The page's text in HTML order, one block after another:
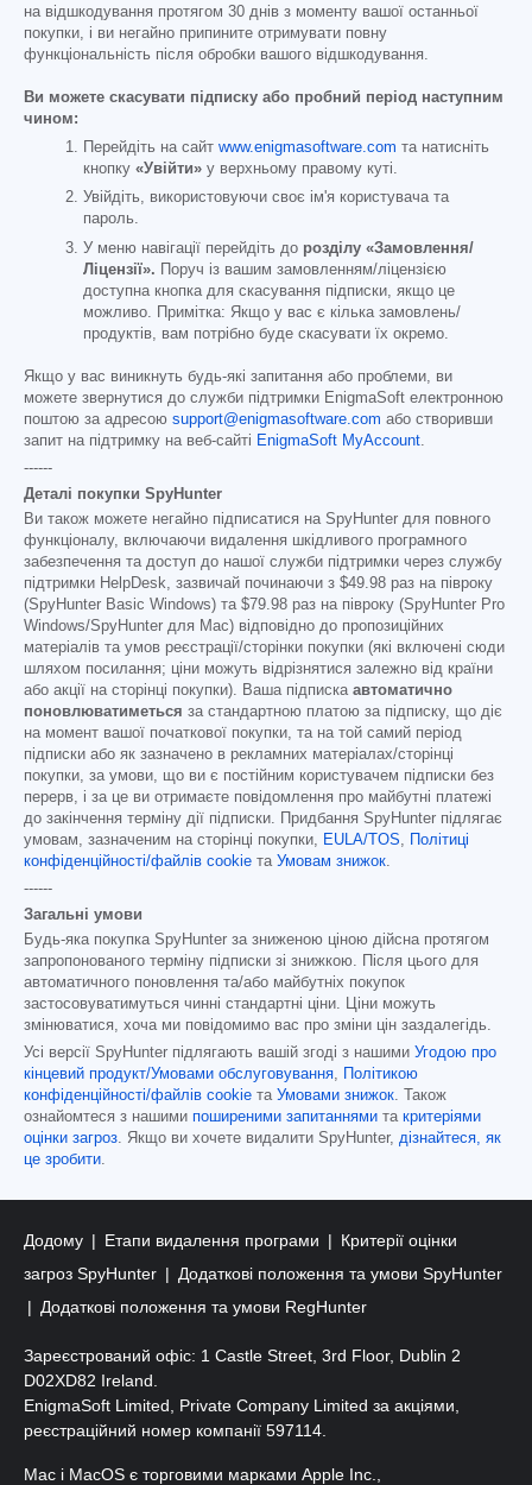
на відшкодування протягом 30 днів з моменту вашої останньої
покупки, і ви негайно припините отримувати повну
функціональність після обробки вашого відшкодування.
Ви можете скасувати підписку або пробний період наступним
чином:
Перейдіть на сайт www.enigmasoftware.com та натисніть
кнопку «Увійти» у верхньому правому куті.
Увійдіть, використовуючи своє ім'я користувача та
пароль.
У меню навігації перейдіть до розділу «Замовлення/
Ліцензії». Поруч із вашим замовленням/ліцензією
доступна кнопка для скасування підписки, якщо це
можливо. Примітка: Якщо у вас є кілька замовлень/
продуктів, вам потрібно буде скасувати їх окремо.
Якщо у вас виникнуть будь-які запитання або проблеми, ви
можете звернутися до служби підтримки EnigmaSoft електронною
поштою за адресою support@enigmasoftware.com або створивши
запит на підтримку на веб-сайті EnigmaSoft MyAccount
------
Деталі покупки SpyHunter
Ви також можете негайно підписатися на SpyHunter для повного
функціоналу, включаючи видалення шкідливого програмного
забезпечення та доступ до нашої служби підтримки через службу
підтримки HelpDesk, зазвичай починаючи з $49.98 раз на півроку
(SpyHunter Basic Windows) та $79.98 раз на півроку (SpyHunter Pro
Windows/SpyHunter для Mac) відповідно до пропозиційних
матеріалів та умов реєстрації/сторінки покупки (які включені сюди
шляхом посилання; ціни можуть відрізнятися залежно від країни
або акції на сторінці покупки). Ваша підписка автоматично
поновлюватиметься за стандартною платою за підписку, що діє
на момент вашої початкової покупки, та на той самий період
підписки або як зазначено в рекламних матеріалах/сторінці
покупки, за умови, що ви є постійним користувачем підписки без
перерв, і за це ви отримаєте повідомлення про майбутні платежі
до закінчення терміну дії підписки. Придбання SpyHunter підлягає
умовам, зазначеним на сторінці покупки,
EULA/TOS
Політиці
конфіденційності/файлів cookie та Умовам знижок
------
Загальні умови
Будь-яка покупка SpyHunter за зниженою ціною дійсна протягом
запропонованого терміну підписки зі знижкою. Після цього для
автоматичного поновлення та/або майбутніх покупок
застосовуватимуться чинні стандартні ціни. Ціни можуть
змінюватися, хоча ми повідомимо вас про зміни цін заздалегідь.
Усі версії SpyHunter підлягають вашій згоді з нашими Угодою про
кінцевий продукт/Умовами обслуговування
Політикою
конфіденційності/файлів cookie та Умовами знижок . Також
ознайомтеся з нашими поширеними запитаннями та критеріями
оцінки загроз . Якщо ви хочете видалити SpyHunter, дізнайтеся, як
це зробити
Додому Етапи видалення програми
Критерії оцінки
загроз SpyHunter
Додаткові положення та умови SpyHunter
Додаткові положення та умови RegHunter
Зареєстрований офіс: 1 Castle Street, 3rd Floor, Dublin 2
D02XD82 Ireland.
EnigmaSoft Limited, Private Company Limited за акціями,
реєстраційний номер компанії 597114.
Mac і MacOS є торговими марками Apple Inc.,